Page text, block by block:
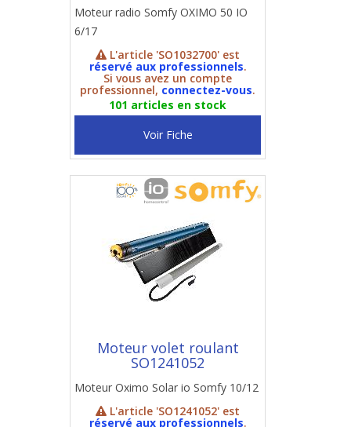
Moteur radio Somfy OXIMO 50 IO
6/17
L'article 'SO1032700' est
réservé aux professionnels.
Si vous avez un compte
professionnel, connectez-vous.
101 articles en stock
Voir Fiche
Moteur volet roulant
SO1241052
Moteur Oximo Solar io Somfy 10/12
L'article 'SO1241052' est
réservé aux professionnels.